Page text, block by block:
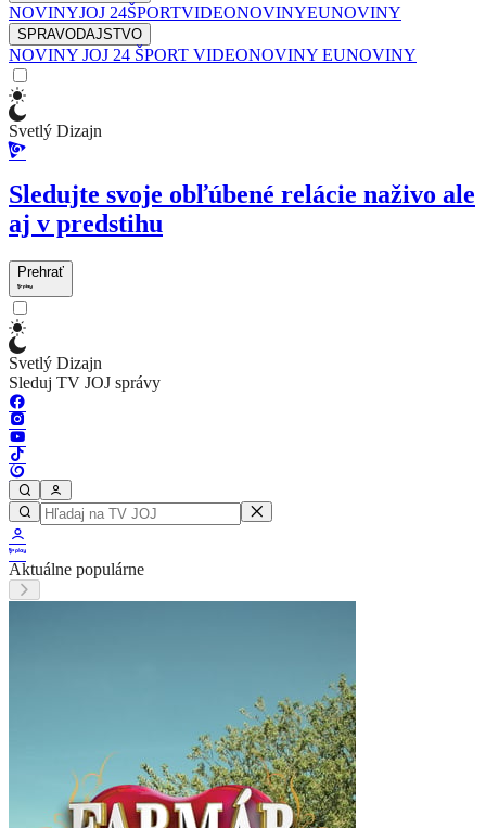
NOVINYJOJ 24ŠPORTVIDEONOVINYEUNOVINY
SPRAVODAJSTVO
NOVINY JOJ 24 ŠPORT VIDEONOVINY EUNOVINY
Svetlý Dizajn
Sledujte svoje obľúbené relácie naživo ale
aj v predstihu
Prehrať
Svetlý Dizajn
Sleduj TV JOJ správy
Aktuálne populárne